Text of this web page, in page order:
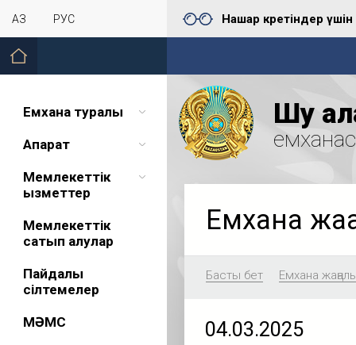
ҚАЗ РУС Нашар көретіндер үшін
Емхана туралы
Ақпарат
Мемлекеттік
қызметтер
Мемлекеттік
сатып алулар
Пайдалы
сілтемелер
МӘМС
Шу
Емхана
Басты бет Емхана
04.03.2025